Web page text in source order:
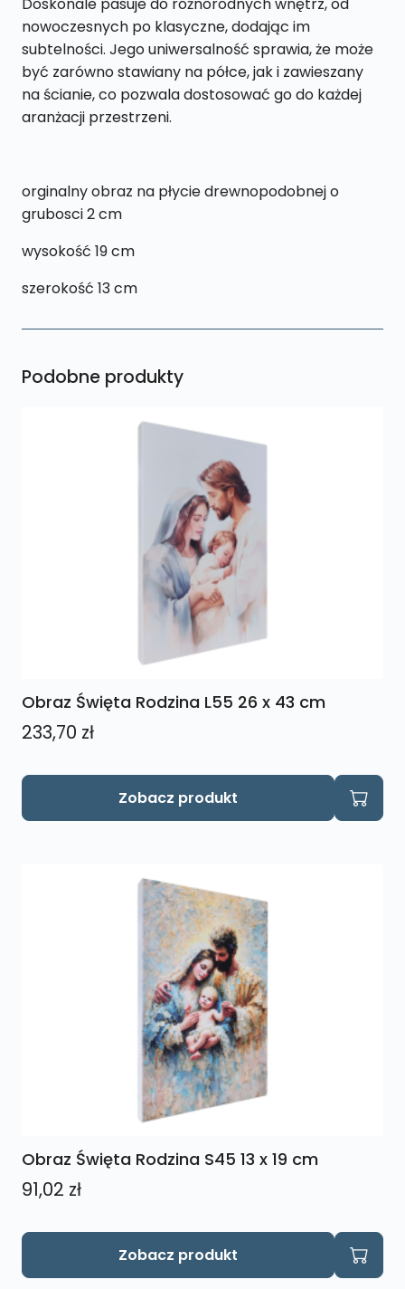
nowoczesnych po klasyczne, dodając im
subtelności. Jego uniwersalność sprawia, że może
być zarówno stawiany na półce, jak i zawieszany
na ścianie, co pozwala dostosować go do każdej
aranżacji przestrzeni.
orginalny obraz na płycie drewnopodobnej o
grubosci 2 cm
wysokość 19 cm
szerokość 13 cm
Podobne produkty
Obraz Święta Rodzina L55 26 x 43 cm
233,70 zł
Zobacz produkt
Obraz Święta Rodzina S45 13 x 19 cm
91,02 zł
Zobacz produkt